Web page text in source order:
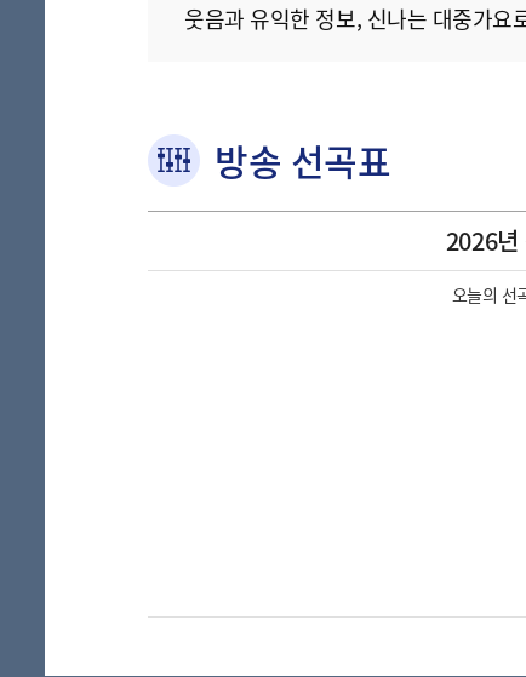
웃음과 유익한 정보, 신나는 대중가요
방송 선곡표
2026년
오늘의 선